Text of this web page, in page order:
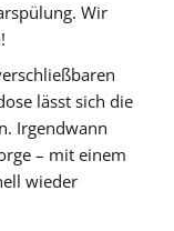
Wir
lässt sich die
Irgendwann
– mit einem
wieder